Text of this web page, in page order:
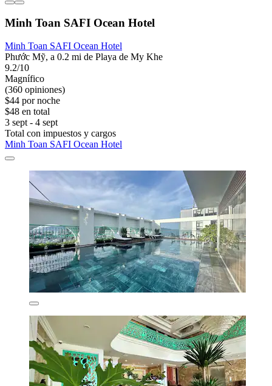
Minh Toan SAFI Ocean Hotel
Minh Toan SAFI Ocean Hotel
Phước Mỹ, a 0.2 mi de Playa de My Khe
9.2/10
Magnífico
(360 opiniones)
$44 por noche
$48 en total
3 sept - 4 sept
Total con impuestos y cargos
Minh Toan SAFI Ocean Hotel